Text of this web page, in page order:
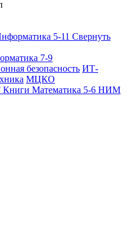
5-11 Свернуть
7-9
безопасность ИТ-
МЦКО
Книги Математика 5-6 НИМ